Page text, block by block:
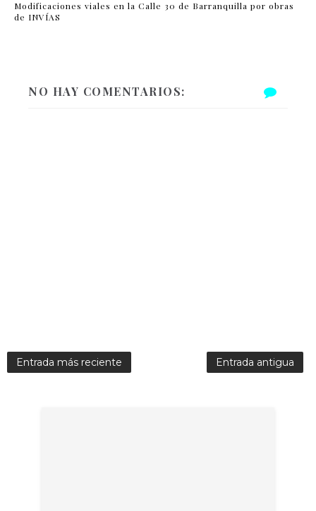
Modificaciones viales en la Calle 30 de Barranquilla por obras
de INVÍAS
NO HAY COMENTARIOS:
Entrada más reciente Entrada antigua